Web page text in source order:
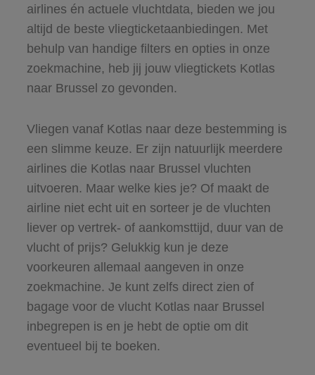
airlines én actuele vluchtdata, bieden we jou
altijd de beste vliegticketaanbiedingen. Met
behulp van handige filters en opties in onze
zoekmachine, heb jij jouw vliegtickets Kotlas
naar Brussel zo gevonden.
Vliegen vanaf Kotlas naar deze bestemming is
een slimme keuze. Er zijn natuurlijk meerdere
airlines die Kotlas naar Brussel vluchten
uitvoeren. Maar welke kies je? Of maakt de
airline niet echt uit en sorteer je de vluchten
liever op vertrek- of aankomsttijd, duur van de
vlucht of prijs? Gelukkig kun je deze
voorkeuren allemaal aangeven in onze
zoekmachine. Je kunt zelfs direct zien of
bagage voor de vlucht Kotlas naar Brussel
inbegrepen is en je hebt de optie om dit
eventueel bij te boeken.